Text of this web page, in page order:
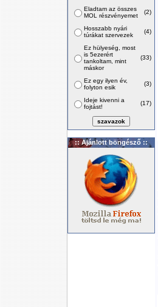
Eladtam az összes
MOL részvényemet
(2)
Hosszabb nyári
túrákat szervezek
(4)
Ez hülyeség, most
is 5ezerért
tankoltam, mint
máskor
(33)
Ez egy ilyen év,
folyton esik
(3)
Ideje kivenni a
fojtást!
(17)
:: Ajánlott böngésző ::